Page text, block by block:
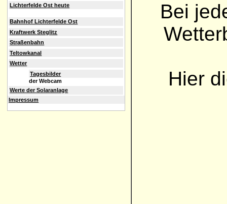
Bei
Hier
Lichterfelde Ost heute
Bahnhof Lichterfelde Ost
Kraftwerk Steglitz
Straßenbahn
Teltowkanal
Wetter
Tagesbilder
der Webcam
Werte der Solaranlage
Impressum